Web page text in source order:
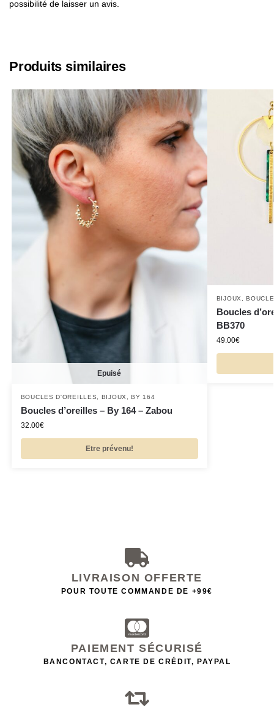
possibilité de laisser un avis.
Produits similaires
Epuisé
BOUCLES D'OREILLES BIJOUX ,BY 164
Boucles d’oreilles – By 164 – Zabou
32.00€
Etre prévenu!
BIJOUX,
Boucles
BB370
49.00€
LIVRAISON OFFERTE
POUR TOUTE COMMANDE DE +99€
PAIEMENT SÉCURISÉ
BANCONTACT, CARTE DE CRÉDIT, PAYPAL